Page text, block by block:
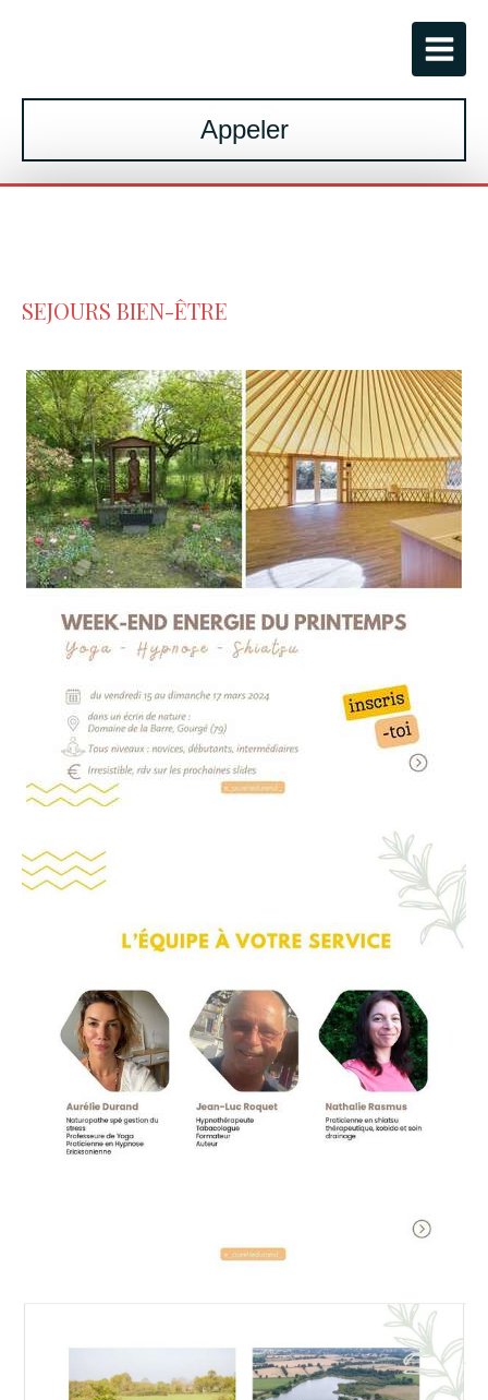
Appeler
SEJOURS BIEN-ÊTRE